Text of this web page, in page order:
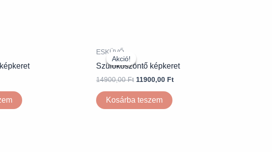
Akció!
Akció!
ESKÜVŐ
Szülőköszöntő képkeret
14900,00Ft 11900,00 Ft
Kosárba teszem